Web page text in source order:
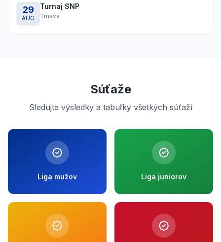
29
AUG
Turnaj SNP
Trnava
Súťaže
Sledujte výsledky a tabuľky všetkých súťaží
Liga mužov Liga juniorov